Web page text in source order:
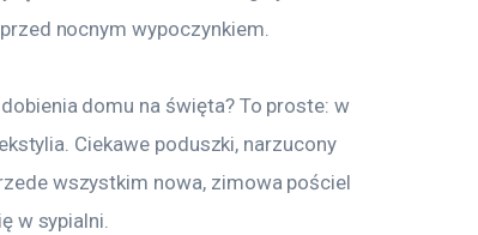
nocnym wypoczynkiem.
domu na święta? To proste: w
Ciekawe poduszki, narzucony
wszystkim nowa, zimowa pościel
w sypialni.